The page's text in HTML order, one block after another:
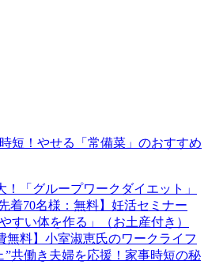
短！やせる「常備菜」のおすすめ
「グループワークダイエット」
着70名様：無料】妊活セミナー
すい体を作る」（お土産付き）
無料】小室淑恵氏のワークライフ
共働き夫婦を応援！家事時短の秘